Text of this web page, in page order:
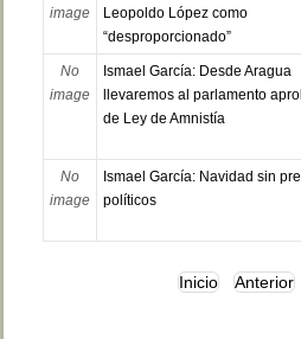
image
Leopoldo López como
“desproporcionado”
No
image
Ismael García: Desde Aragua
llevaremos al parlamento
de Ley de Amnistía
No
image
Ismael García: Navidad sin
políticos
Inicio Anterior